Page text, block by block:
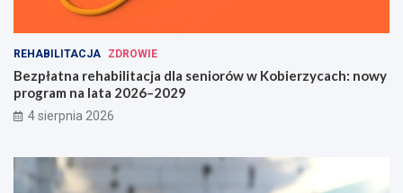
REHABILITACJA ZDROWIE
Bezpłatna rehabilitacja dla seniorów w Kobierzycach: nowy
program na lata 2026–2029
4 sierpnia 2026